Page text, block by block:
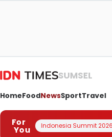
SUMSEL
HomeFoodNewsSportTravel
For
You Indonesia Summit 2026